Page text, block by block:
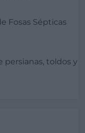
Fosas Sépticas
persianas, toldos y